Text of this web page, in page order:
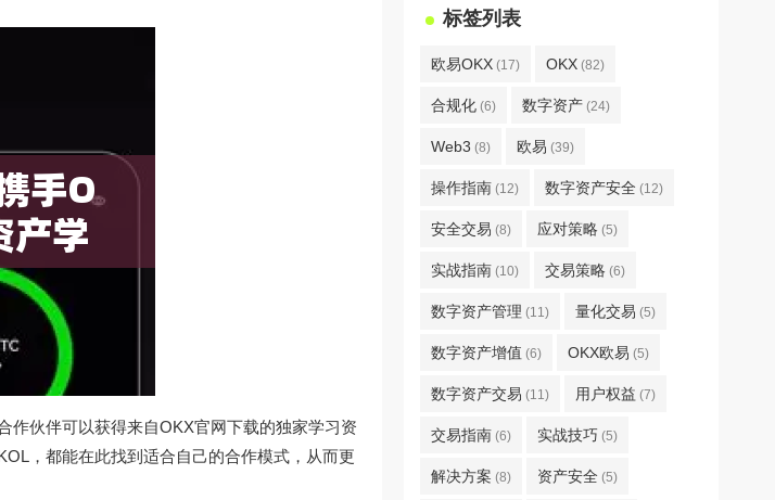
作伙伴可以获得来自OKX官网下载的独家学习资
，都能在此找到适合自己的合作模式，从而更
标签列表
欧易OKX (17) OKX (82)
合规化 (6) 数字资产 (24)
Web3 (8) 欧易 (39)
操作指南 (12) 数字资产安全 (12)
安全交易 (8) 应对策略 (5)
实战指南 (10) 交易策略 (6)
数字资产管理 (11) 量化交易 (5)
数字资产增值 (6) OKX欧易 (5)
数字资产交易 (11) 用户权益 (7)
交易指南 (6) 实战技巧 (5)
解决方案 (8) 资产安全 (5)